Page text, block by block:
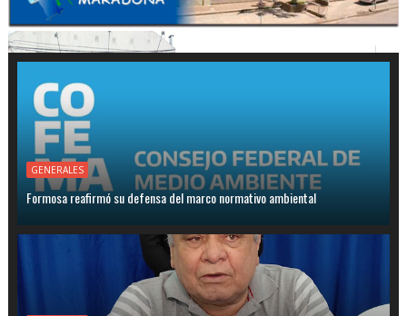
GENERALES
Formosa reafirmó su defensa del marco normativo ambiental